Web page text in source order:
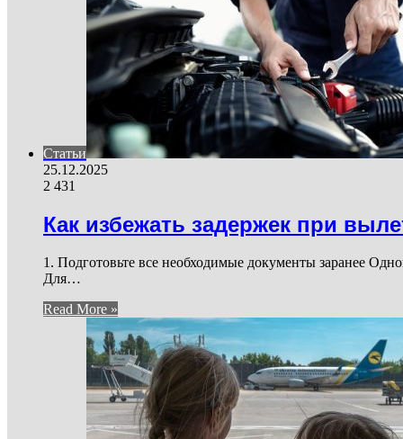
Статьи
25.12.2025
2 431
Как избежать задержек при
1. Подготовьте все необходимые документы заранее
Для…
Read More »